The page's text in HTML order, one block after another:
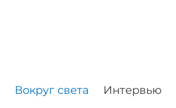
Вокруг света Интервью